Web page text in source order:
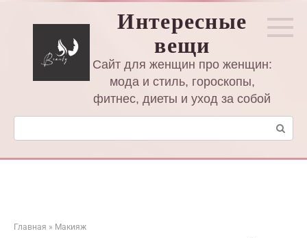
Интересные
вещи
Сайт для женщин про женщин:
мода и стиль, гороскопы,
фитнес, диеты и уход за собой
Поиск:
Главная » Макияж